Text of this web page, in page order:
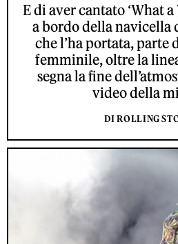
E di aver cantato ‘What
a bordo della navicella
che l’ha portata, parte
femminile, oltre la
segna la fine
video della
DI ROLLING